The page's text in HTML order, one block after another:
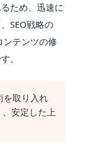
ため、迅速に
SEO戦略の
ンテンツの修
。
を取り入れ
安定した上